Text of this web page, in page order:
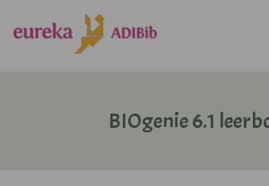
BIOgenie 6.1